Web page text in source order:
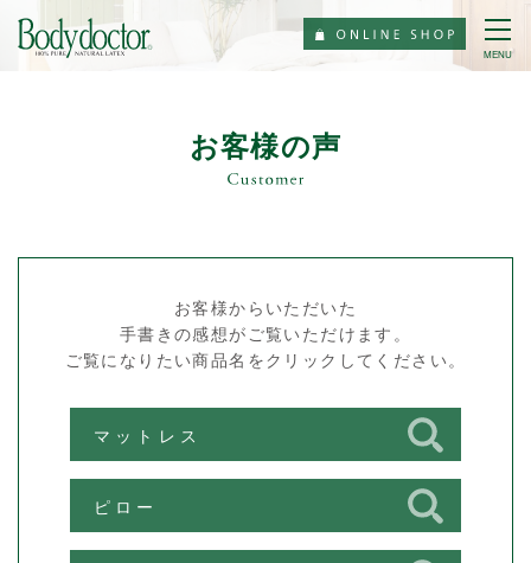
MENU
お客様の声
お客様からいただいた
手書きの感想がご覧いただけます。
ご覧になりたい商品名をクリックしてください。
マットレス
ピロー